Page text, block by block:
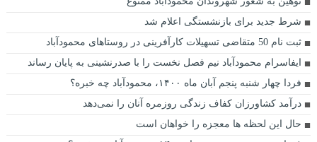
شرط جدید برای بازنشستگی اعلام شد
ثبت نام 50 متقاضی تسهیلات کارآفرینی در روستاهای محمودآباد
ایفاسرام محمودآباد نیم فصل نخست را با صدرنشینی به پایان رساند
فردا چهار شنبه پنجم آبان ماه ۱۴۰۰، محمودآباد چه خبره؟
درآمد کشاورزان کفاف زندگی روزمره آنان را نمی‌دهد
حال این لحظه ها معجزه را خواهان است